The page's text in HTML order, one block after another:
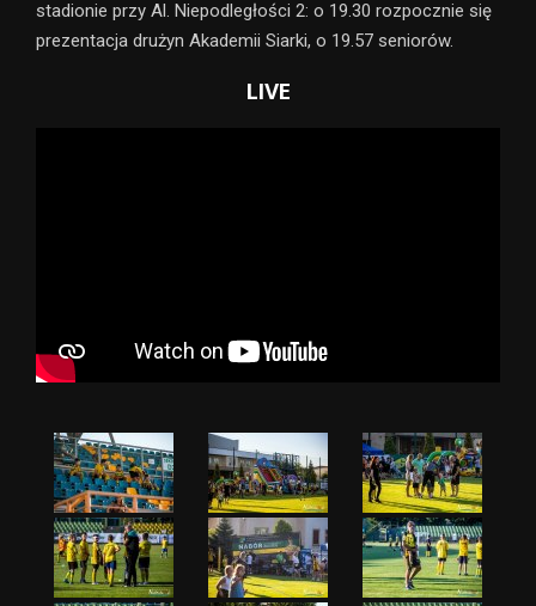
stadionie przy Al. Niepodległości 2: o 19.30 rozpocznie się
prezentacja drużyn Akademii Siarki, o 19.57 seniorów.
LIVE